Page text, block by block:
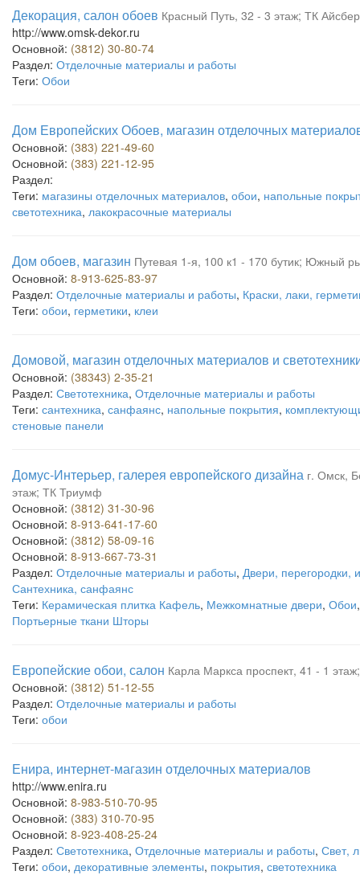
Декорация, салон обоев Красный Путь, 32 - 3 этаж; ТК
http://www.omsk-dekor.ru
Основной: (3812) 30-80-74
Раздел: Отделочные материалы и работы
Теги: Обои
Дом Европейских Обоев, магазин отделочных
Основной: (383) 221-49-60
Основной: (383) 221-12-95
Раздел:
Теги: магазины отделочных материалов, обои, напольные
светотехника, лакокрасочные материалы
Дом обоев, магазин Путевая 1-я, 100 к1 - 170 бутик; Южный
Основной: 8-913-625-83-97
Раздел: Отделочные материалы и работы, Краски, лаки,
Теги: обои, герметики, клеи
Домовой, магазин отделочных материалов и
Основной: (38343) 2-35-21
Раздел: Светотехника, Отделочные материалы и работы
Теги: сантехника, санфаянс, напольные покрытия,
стеновые панели
Домус-Интерьер, галерея европейского дизайна г. Омск,
этаж; ТК Триумф
Основной: (3812) 31-30-96
Основной: 8-913-641-17-60
Основной: (3812) 58-09-16
Основной: 8-913-667-73-31
Раздел: Отделочные материалы и работы, Двери, перегородки,
Сантехника, санфаянс
Теги: Керамическая плитка Кафель, Межкомнатные двери, Обои
Портьерные ткани Шторы
Европейские обои, салон Карла Маркса проспект, 41 - 1
Основной: (3812) 51-12-55
Раздел: Отделочные материалы и работы
Теги: обои
Енира, интернет-магазин отделочных материалов
http://www.enira.ru
Основной: 8-983-510-70-95
Основной: (383) 310-70-95
Основной: 8-923-408-25-24
Раздел: Светотехника, Отделочные материалы и работы, Свет,
Теги: обои, декоративные элементы, покрытия, светотехника